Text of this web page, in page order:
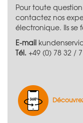
Pour toute
contactez nos
électronique. Ils se
E-mail
Tél. +49 (0) 78 32 /